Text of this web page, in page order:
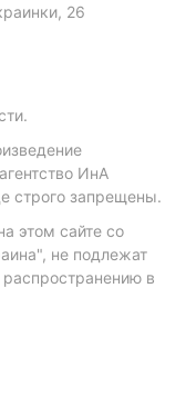
26
ИнА
строго запрещены.
этом сайте со
не подлежат
в